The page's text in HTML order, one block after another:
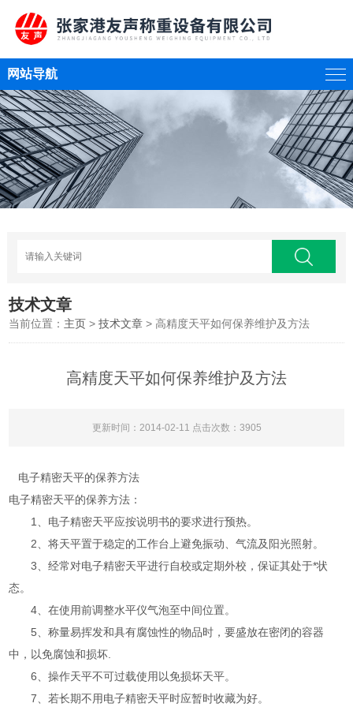
网站导航
技术文章
当前位置： 主页 >技术文章 > 高精度天平如何保养维护及方法
高精度天平如何保养维护及方法
更新时间：2014-02-11 点击次数：3905
电子精密天平的保养方法
电子精密天平的保养方法：
1、电子精密天平应按说明书的要求进行预热。
2、将天平置于稳定的工作台上避免振动、气流及阳光照射。
3、经常对电子精密天平进行自校或定期外校，保证其处于*状
态。
4、在使用前调整水平仪气泡至中间位置。
5、称量易挥发和具有腐蚀性的物品时，要盛放在密闭的容器
中，以免腐蚀和损坏.
6、操作天平不可过载使用以免损坏天平。
7、若长期不用电子精密天平时应暂时收藏为好。